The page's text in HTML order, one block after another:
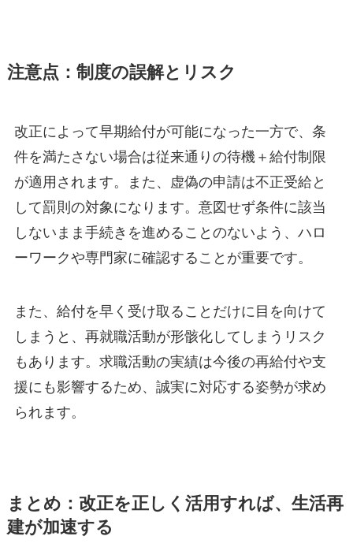
注意点：制度の誤解とリスク
改正によって早期給付が可能になった一方で、条
件を満たさない場合は従来通りの待機＋給付制限
が適用されます。また、虚偽の申請は不正受給と
して罰則の対象になります。意図せず条件に該当
しないまま手続きを進めることのないよう、ハロ
ーワークや専門家に確認することが重要です。
また、給付を早く受け取ることだけに目を向けて
しまうと、再就職活動が形骸化してしまうリスク
もあります。求職活動の実績は今後の再給付や支
援にも影響するため、誠実に対応する姿勢が求め
られます。
まとめ：改正を正しく活用すれば、生活再
建が加速する